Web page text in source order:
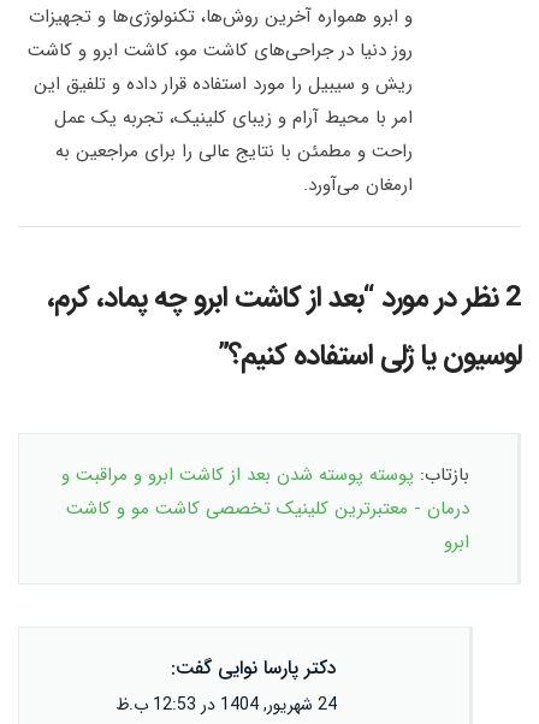
و ابرو همواره آخرین روش‌ها، تکنولوژی‌ها و تجهیزات
روز دنیا در جراحی‌های کاشت مو، کاشت ابرو و کاشت
ریش و سیبیل را مورد استفاده قرار داده و تلفیق این
امر با محیط آرام و زیبای کلینیک، تجربه یک عمل
راحت و مطمئن با نتایج عالی را برای مراجعین به
ارمغان می‌آورد.
2 نظر در مورد “
بعد از کاشت ابرو چه پماد، کرم،
لوسیون یا ژلی استفاده کنیم؟”
بازتاب: پوسته پوسته شدن بعد از کاشت ابرو و مراقبت و
درمان - معتبرترین کلینیک تخصصی کاشت مو و کاشت
ابرو
دکتر پارسا نوایی گفت:
24 شهریور, 1404 در 12:53 ب.ظ